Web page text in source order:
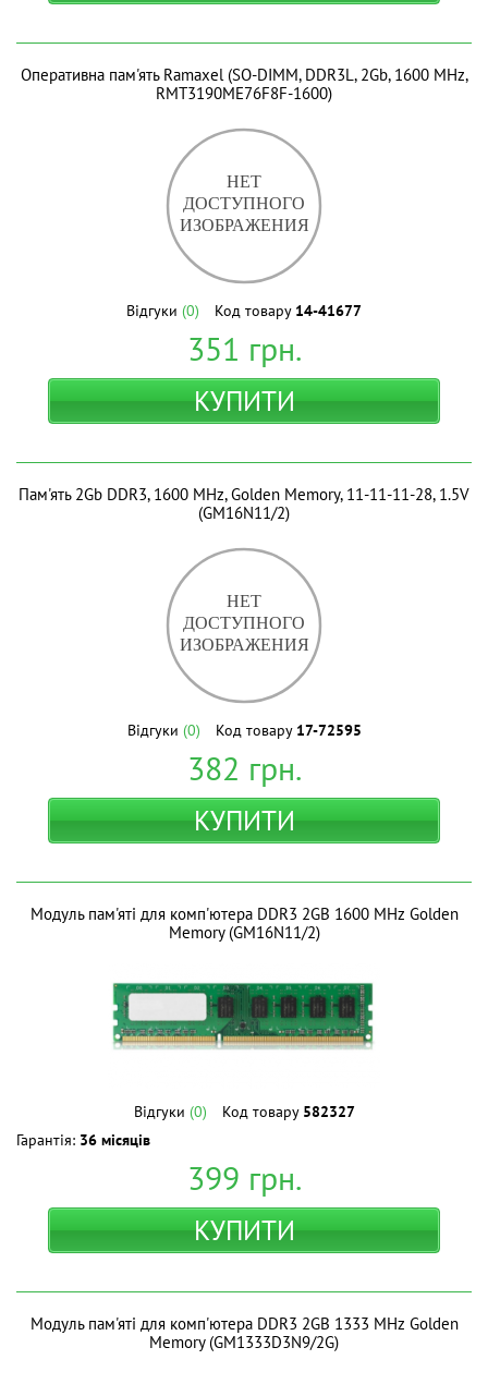
Оперативна пам'ять Ramaxel (SO-DIMM, DDR3L, 2Gb, 1600 MHz,
RMT3190ME76F8F-1600)
Відгуки (0) Код товару 14-41677
351 грн.
КУПИТИ
Пам'ять 2Gb DDR3, 1600 MHz, Golden Memory, 11-11-11-28, 1.5V
(GM16N11/2)
Відгуки (0) Код товару 17-72595
382 грн.
КУПИТИ
Модуль пам'яті для комп'ютера DDR3 2GB 1600 MHz Golden
Memory (GM16N11/2)
Відгуки (0) Код товару 582327
Гарантія: 36 місяців
399 грн.
КУПИТИ
Модуль пам'яті для комп'ютера DDR3 2GB 1333 MHz Golden
Memory (GM1333D3N9/2G)